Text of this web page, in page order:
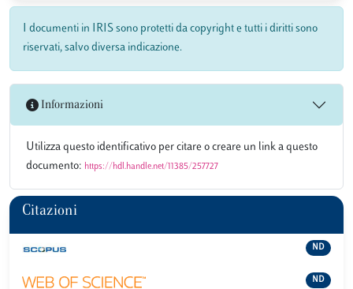
I documenti in IRIS sono protetti da copyright e tutti i diritti sono
riservati, salvo diversa indicazione.
Informazioni
Utilizza questo identificativo per citare o creare un link a questo
documento: https://hdl.handle.net/11385/257727
Citazioni
ND
ND